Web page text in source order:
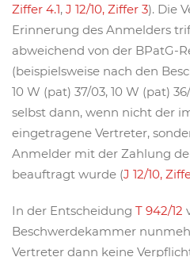
Ziffer 4.1, J 12/10, Ziffer 3). Die
Erinnerung des Anmelders
abweichend von der BPatG-
(beispielsweise nach den
10 W (pat) 37/03, 10 W (pat)
selbst dann, wenn nicht der
eingetragene Vertreter,
Anmelder mit der Zahlung
beauftragt wurde (J 12/10,
In der Entscheidung T 942/12
Beschwerdekammer
Vertreter dann keine